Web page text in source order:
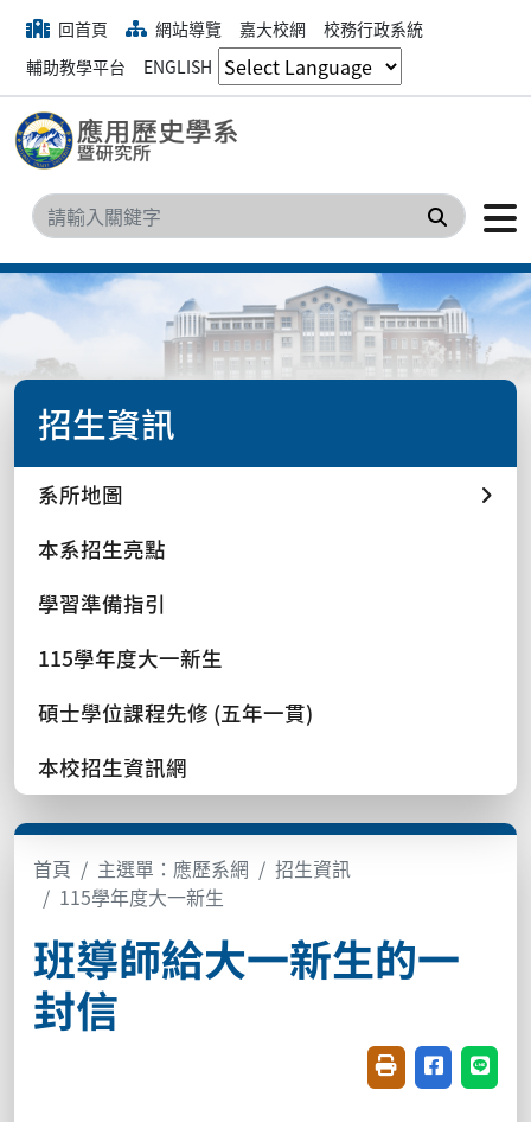
回首頁 網站導覽 嘉大校網
校務行政系統
輔助教學平台
ENGLISH
搜尋
招生資訊
系所地圖
本系招生亮點
學習準備指引
115學年度大一新生
碩士學位課程先修 (五年一貫)
本校招生資訊網
首頁 主選單：應歷系網
招生資訊
115學年度大一新生
班導師給大一新生的一
封信
友善列印(開新視
分享至臉書
分享